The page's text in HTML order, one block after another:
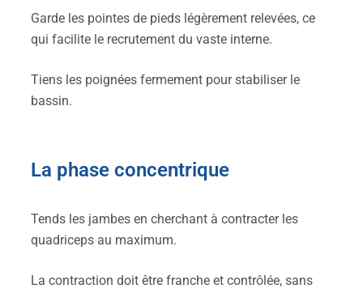
Garde les pointes de pieds légèrement relevées, ce
qui facilite le recrutement du vaste interne.
Tiens les poignées fermement pour stabiliser le
bassin.
La phase concentrique
Tends les jambes en cherchant à contracter les
quadriceps au maximum.
La contraction doit être franche et contrôlée, sans